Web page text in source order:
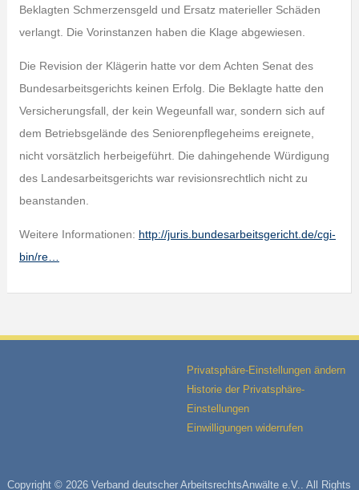
Beklagten Schmerzensgeld und Ersatz materieller Schäden
verlangt. Die Vorinstanzen haben die Klage abgewiesen.
Die Revision der Klägerin hatte vor dem Achten Senat des
Bundesarbeitsgerichts keinen Erfolg. Die Beklagte hatte den
Versicherungsfall, der kein Wegeunfall war, sondern sich auf
dem Betriebsgelände des Seniorenpflegeheims ereignete,
nicht vorsätzlich herbeigeführt. Die dahingehende Würdigung
des Landesarbeitsgerichts war revisionsrechtlich nicht zu
beanstanden.
Weitere Informationen: http://juris.bundesarbeitsgericht.de/cgi-
bin/re…
Privatsphäre-Einstellungen ändern
Historie der Privatsphäre-
Einstellungen
Einwilligungen widerrufen
Copyright © 2026 Verband deutscher ArbeitsrechtsAnwälte e.V.. All Rights